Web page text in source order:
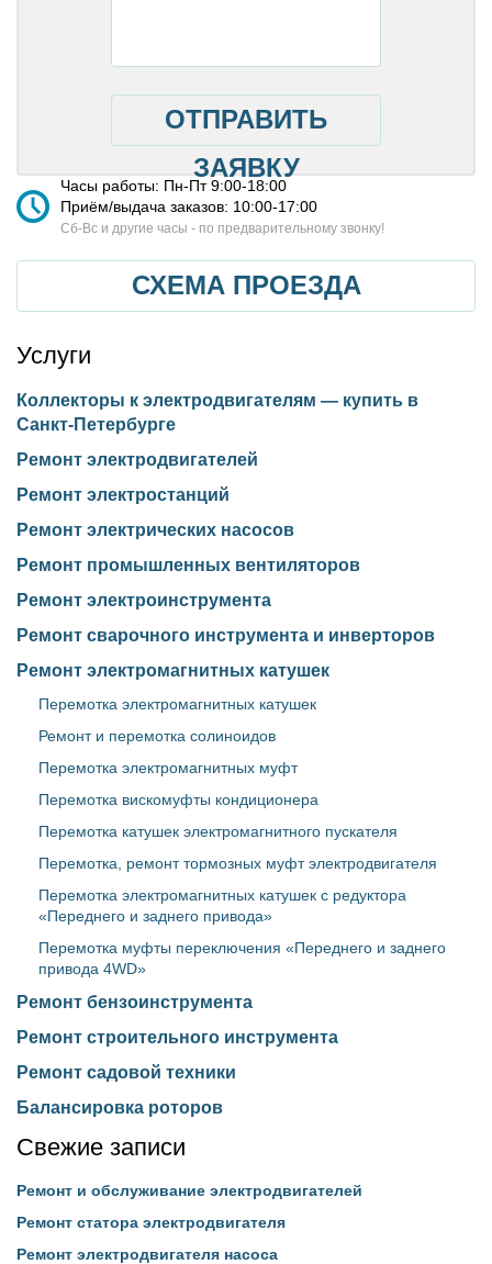
ОТПРАВИТЬ
ЗАЯВКУ
Часы работы: Пн-Пт 9:00-18:00
Приём/выдача заказов: 10:00-17:00
Cб-Вс и другие часы - по предварительному звонку!
СХЕМА ПРОЕЗДА
Услуги
Коллекторы к электродвигателям — купить в
Санкт-Петербурге
Ремонт электродвигателей
Ремонт электростанций
Ремонт электрических насосов
Ремонт промышленных вентиляторов
Ремонт электроинструмента
Ремонт сварочного инструмента и инверторов
Ремонт электромагнитных катушек
Перемотка электромагнитных катушек
Ремонт и перемотка солиноидов
Перемотка электромагнитных муфт
Перемотка вискомуфты кондиционера
Перемотка катушек электромагнитного пускателя
Перемотка, ремонт тормозных муфт электродвигателя
Перемотка электромагнитных катушек с редуктора
«Переднего и заднего привода»
Перемотка муфты переключения «Переднего и заднего
привода 4WD»
Ремонт бензоинструмента
Ремонт строительного инструмента
Ремонт садовой техники
Балансировка роторов
Свежие записи
Ремонт и обслуживание электродвигателей
Ремонт статора электродвигателя
Ремонт электродвигателя насоса